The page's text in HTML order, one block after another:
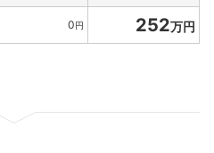
0円 252万円